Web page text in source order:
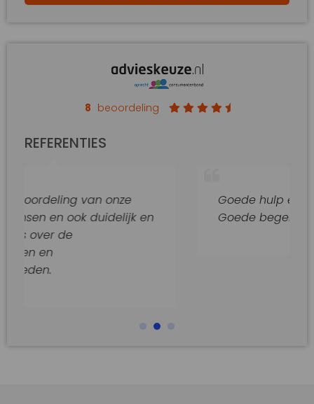
8 beoordeling
REFERENTIES
van onze
duidelijk en
Goede hulp en adviezen.
Goede begeleiding van dit